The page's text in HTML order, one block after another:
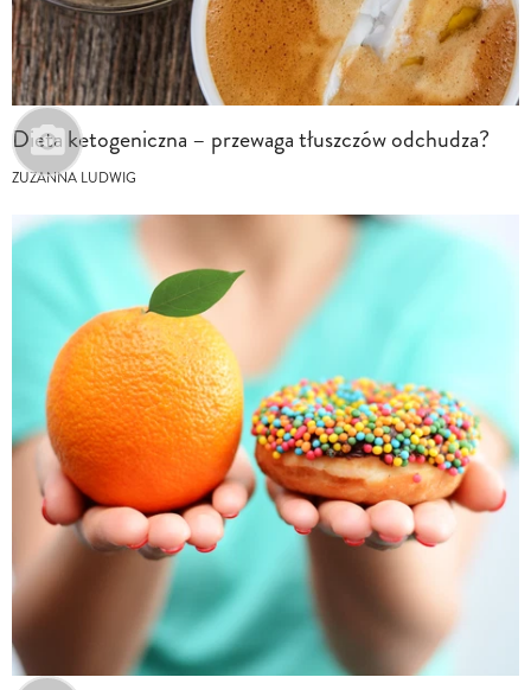
Dieta ketogeniczna – przewaga tłuszczów odchudza?
ZUZANNA LUDWIG